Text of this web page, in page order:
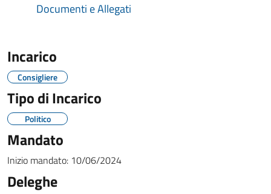
Documenti e Allegati
Incarico
Consigliere
Tipo di Incarico
Politico
Mandato
Inizio mandato: 10/06/2024
Deleghe